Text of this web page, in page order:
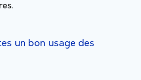
un bon usage des